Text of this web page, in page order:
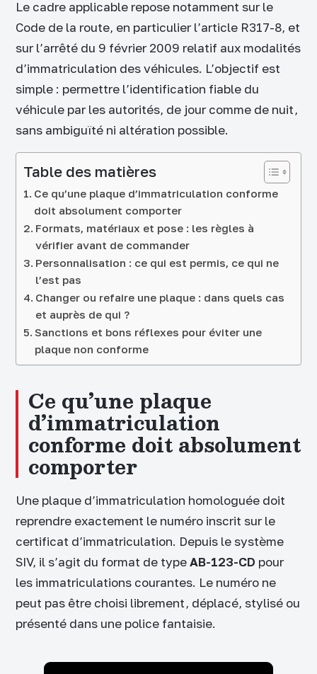
Le cadre applicable repose notamment sur le
Code de la route, en particulier l’article R317-8, et
sur l’arrêté du 9 février 2009 relatif aux modalités
d’immatriculation des véhicules. L’objectif est
simple : permettre l’identification fiable du
véhicule par les autorités, de jour comme de nuit,
sans ambiguïté ni altération possible.
Table des matières
Ce qu’une plaque d’immatriculation conforme
doit absolument comporter
Formats, matériaux et pose : les règles à
vérifier avant de commander
Personnalisation : ce qui est permis, ce qui ne
l’est pas
Changer ou refaire une plaque : dans quels cas
et auprès de qui ?
Sanctions et bons réflexes pour éviter une
plaque non conforme
Ce qu’une plaque
d’immatriculation
conforme doit absolument
comporter
Une plaque d’immatriculation homologuée doit
reprendre exactement le numéro inscrit sur le
certificat d’immatriculation. Depuis le système
SIV, il s’agit du format de typeAB-123-CD pour
les immatriculations courantes. Le numéro ne
peut pas être choisi librement, déplacé, stylisé ou
présenté dans une police fantaisie.